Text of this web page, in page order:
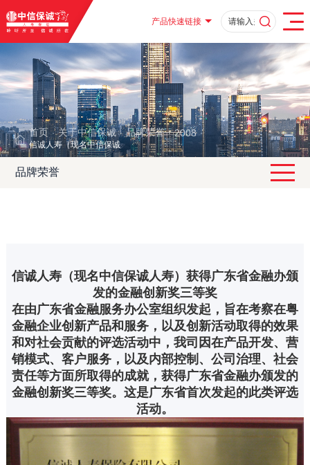
产品快速链接
首页 · 关于中信保诚 · 品牌荣誉 · 2008 ·
信诚人寿（现名中信保诚人寿）获得广东省金融办颁发的金融创新奖三等奖
品牌荣誉
信诚人寿（现名中信保诚人寿）获得广东省金融办颁
发的金融创新奖三等奖
在由广东省金融服务办公室组织发起，旨在考察在粤
金融企业创新产品和服务，以及创新活动取得的效果
和对社会贡献的评选活动中，我司因在产品开发、营
销模式、客户服务，以及内部控制、公司治理、社会
责任等方面所取得的成就，获得广东省金融办颁发的
金融创新奖三等奖。这是广东省首次发起的此类评选
活动。